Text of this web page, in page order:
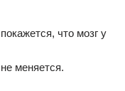
что мозг у
меняется.